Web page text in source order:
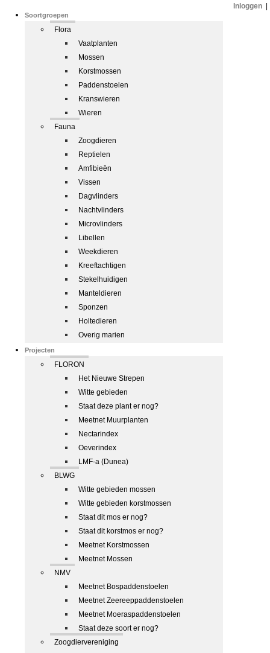
Soortgroepen
Flora
Vaatplanten
Mossen
Korstmossen
Paddenstoelen
Kranswieren
Wieren
Fauna
Zoogdieren
Reptielen
Amfibieën
Vissen
Dagvlinders
Nachtvlinders
Microvlinders
Libellen
Weekdieren
Kreeftachtigen
Stekelhuidigen
Manteldieren
Sponzen
Holtedieren
Overig marien
Projecten
FLORON
Het Nieuwe Strepen
Witte gebieden
Staat deze plant er nog?
Meetnet Muurplanten
Nectarindex
Oeverindex
LMF-a (Dunea)
BLWG
Witte gebieden mossen
Witte gebieden korstmossen
Staat dit mos er nog?
Staat dit korstmos er nog?
Meetnet Korstmossen
Meetnet Mossen
NMV
Meetnet Bospaddenstoelen
Meetnet Zeereeppaddenstoelen
Meetnet Moeraspaddenstoelen
Staat deze soort er nog?
Zoogdiervereniging
Inloggen